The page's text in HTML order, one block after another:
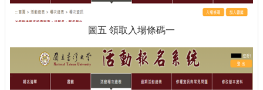
圖五 領取入場條碼一